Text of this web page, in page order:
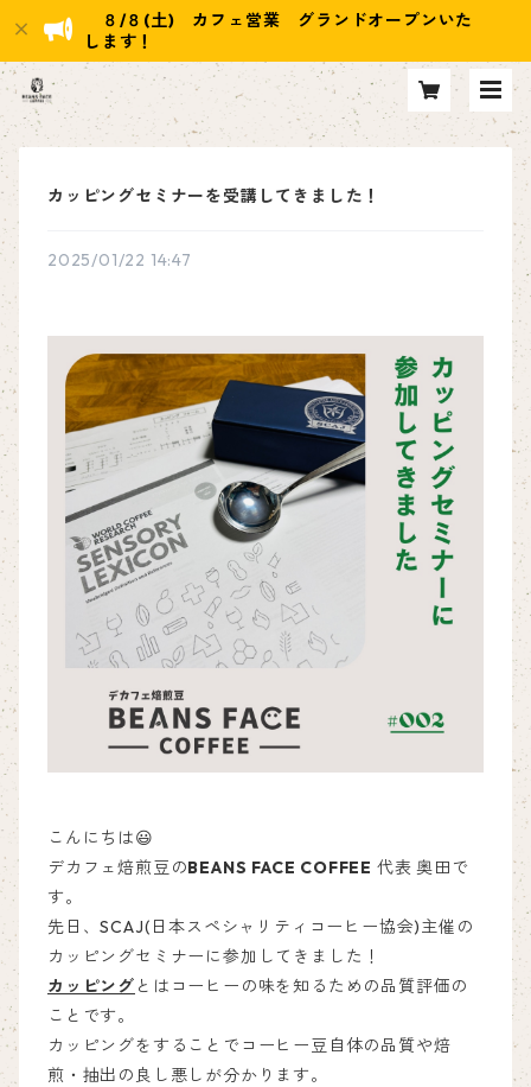
８/８(土) カフェ営業 グランドオープンいた
します！
カッピングセミナーを受講してきました！
2025/01/22 14:47
こんにちは😃
デカフェ焙煎豆のBEANS FACE COFFEE 代表 奥田で
す。
先日、SCAJ(日本スペシャリティコーヒー協会)主催の
カッピングセミナーに参加してきました！
カッピング とはコーヒーの味を知るための品質評価の
ことです。
カッピングをすることでコーヒー豆自体の品質や焙
煎・抽出の良し悪しが分かります。